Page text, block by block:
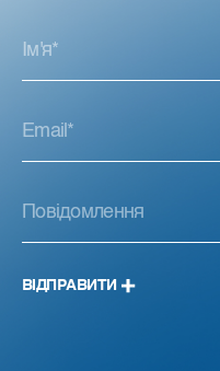
ВІДПРАВИТИ